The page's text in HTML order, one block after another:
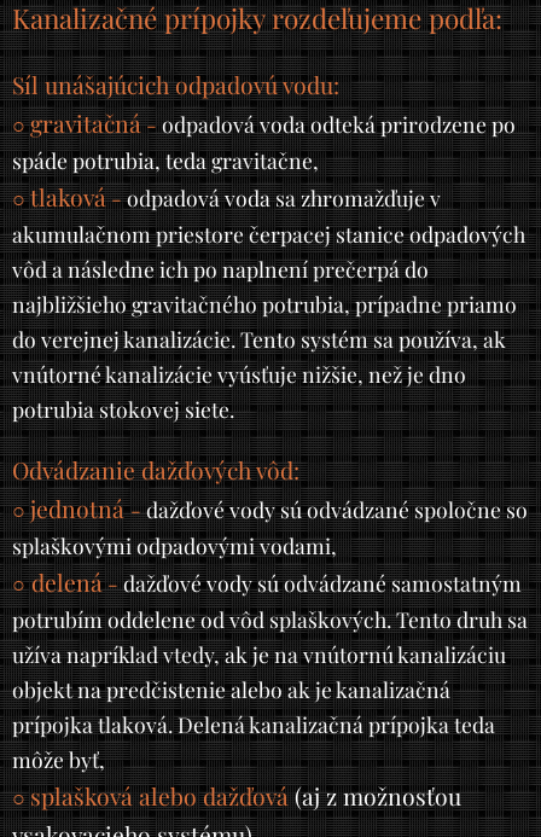
Kanalizačné prípojky rozdeľujeme podľa:
Síl unášajúcich odpadovú vodu:
○gravitačná- odpadová voda odteká prirodzene po
spáde potrubia, teda gravitačne,
○tlaková-odpadová voda sa zhromažďuje v
akumulačnom priestore čerpacej stanice odpadových
vôd a následne ich po naplnení prečerpá do
najbližšieho gravitačného potrubia, prípadne priamo
do verejnej kanalizácie. Tento systém sa používa, ak
vnútorné kanalizácie vyúsťuje nižšie, než je dno
potrubia stokovej siete.
Odvádzanie dažďových vôd:
○jednotná-dažďové vody sú odvádzané spoločne so
splaškovými odpadovými vodami,
○delená-dažďové vody sú odvádzané samostatným
potrubím oddelene od vôd splaškových. Tento druh sa
užíva napríklad vtedy, ak je na vnútornú kanalizáciu
objekt na predčistenie alebo ak je kanalizačná
prípojka tlaková. Delená kanalizačná prípojka teda
môže byť,
○ splašková alebo dažďová(aj z možnosťou